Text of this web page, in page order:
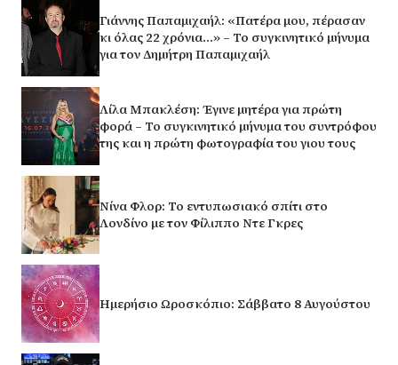
Γιάννης Παπαμιχαήλ: «Πατέρα μου, πέρασαν
κι όλας 22 χρόνια…» – Το συγκινητικό μήνυμα
για τον Δημήτρη Παπαμιχαήλ
Λίλα Μπακλέση: Έγινε μητέρα για πρώτη
φορά – Το συγκινητικό μήνυμα του συντρόφου
της και η πρώτη φωτογραφία του γιου τους
Νίνα Φλορ: Το εντυπωσιακό σπίτι στο
Λονδίνο με τον Φίλιππο Ντε Γκρες
Ημερήσιο Ωροσκόπιο: Σάββατο 8 Αυγούστου